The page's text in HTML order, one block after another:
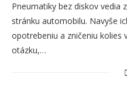
Pneumatiky bez diskov vedia
stránku automobilu. Navyše
opotrebeniu a zničeniu kolies
otázku,…